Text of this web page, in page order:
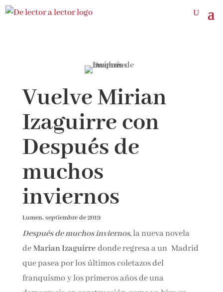
Vuelve Mirian
Izaguirre con
Después de
muchos
inviernos
Lumen, septiembre de 2019
Despuésde muchos inviernos, la nueva novela
deMarian Izaguirredonde regresa a un Madrid
que pasea por los últimos coletazos del
franquismo y los primeros años de una